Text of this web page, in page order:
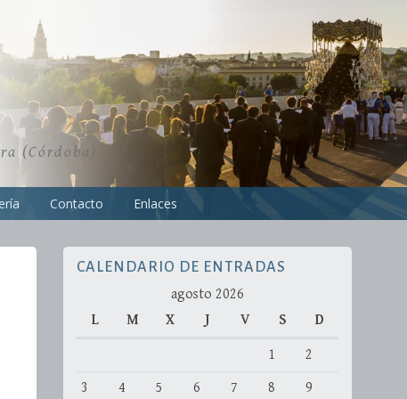
(Córdoba)
Contacto Enlaces
CALENDARIO DE ENTRADAS
agosto 2026
L
M X J V S D
1
2
3
4 5 6 7 8
9